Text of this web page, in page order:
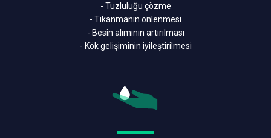
- Tuzluluğu çözme
- Tıkanmanın önlenmesi
- Besin alımının artırılması
- Kök gelişiminin iyileştirilmesi